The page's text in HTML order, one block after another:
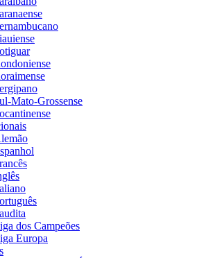
Mato-Grossense
dos Campeões
Europa